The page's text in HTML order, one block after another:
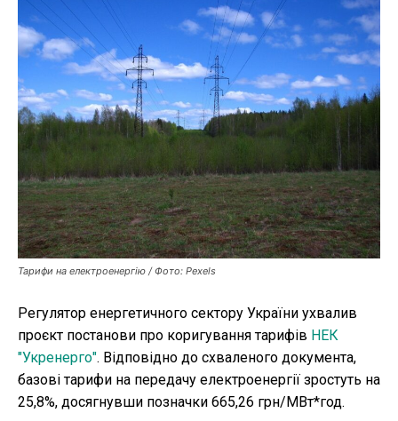
Криптовалюта
Робота і освіта
Публікації
ФОП
Курс валют
Ми в соц. мережах
Тарифи на електроенергію / Фото: Pexels
Регулятор енергетичного сектору України ухвалив
проєкт постанови про коригування тарифів НЕК
"Укренерго". Відповідно до схваленого документа,
базові тарифи на передачу електроенергії зростуть на
25,8%, досягнувши позначки 665,26 грн/МВт*год.